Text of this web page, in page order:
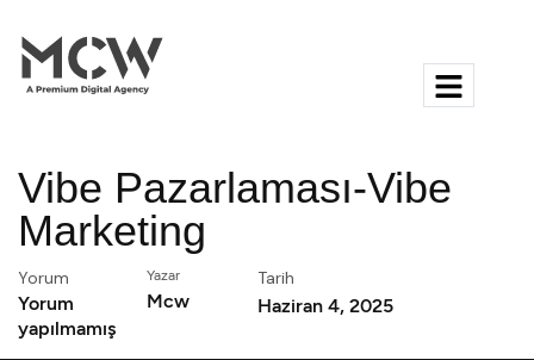
Vibe Pazarlaması-Vibe
Marketing
Yorum
Yorum
yapılmamış
Yazar
Mcw
Tarih
Haziran 4, 2025